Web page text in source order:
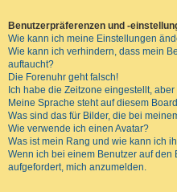
Benutzerpräferenzen und -
Wie kann ich meine Einstellungen
Wie kann ich verhindern, dass mein
auftaucht?
Die Forenuhr geht falsch!
Ich habe die Zeitzone eingestellt,
Meine Sprache steht auf diesem
Was sind das für Bilder, die bei
Wie verwende ich einen Avatar?
Was ist mein Rang und wie kann ich
Wenn ich bei einem Benutzer auf den
aufgefordert, mich anzumelden.